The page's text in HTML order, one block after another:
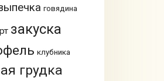
говядина
закуска
клубника
грудка